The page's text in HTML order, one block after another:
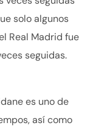
solo algunos
Real Madrid fue
seguidas.
es uno de
así como